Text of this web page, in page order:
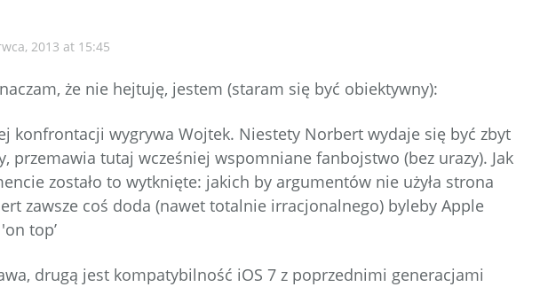
2013 at 15:45
że nie hejtuję, jestem (staram się być obiektywny):
konfrontacji wygrywa Wojtek. Niestety Norbert wydaje się być zbyt
przemawia tutaj wcześniej wspomniane fanbojstwo (bez urazy). Jak
zostało to wytknięte: jakich by argumentów nie użyła strona
zawsze coś doda (nawet totalnie irracjonalnego) byleby Apple
top’
drugą jest kompatybilność iOS 7 z poprzednimi generacjami